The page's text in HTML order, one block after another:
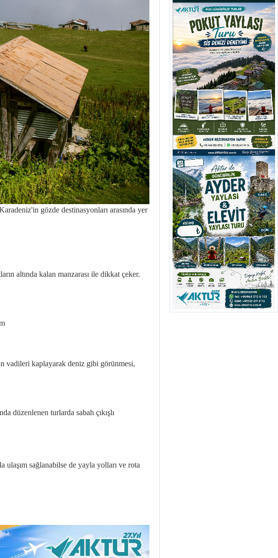
gözde destinasyonları arasında yer
altında kalan manzarası ile dikkat çeker.
vadileri kaplayarak deniz gibi görünmesi,
düzenlenen turlarda sabah çıkışlı
ulaşım sağlanabilse de yayla yolları ve rota